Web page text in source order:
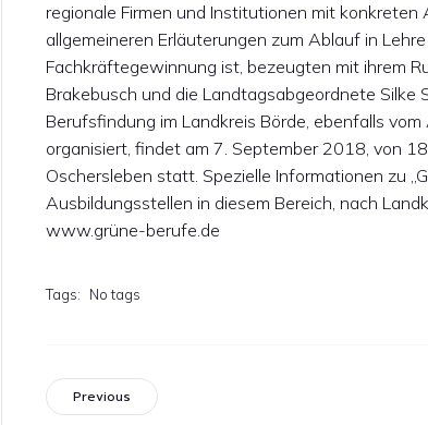
regionale Firmen und Institutionen mit
allgemeineren Erläuterungen zum Ablauf in
Fachkräftegewinnung ist, bezeugten mit ihrem
Brakebusch und die Landtagsabgeordnete Silke
Berufsfindung im Landkreis Börde, ebenfalls
organisiert, findet am 7. September 2018, von
Oschersleben statt. Spezielle Informationen zu
Ausbildungsstellen in diesem Bereich, nach
www.grüne-berufe.de
Tags: No tags
Previous